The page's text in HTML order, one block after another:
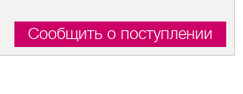
Сообщить о поступлении